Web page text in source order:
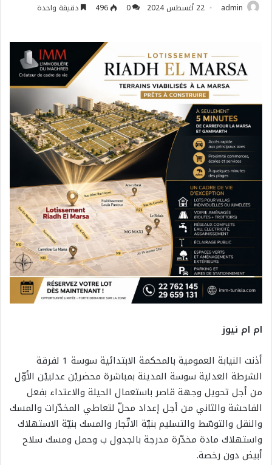
admin 22 أغسطس 2024 0
496 دقيقة واحدة
ام ام نيوز
أذنت النيابة العمومية بالمحكمة الابتدائية سوسة 1 لفرقة
الشرطة العدلية سوسة المدينة بمباشرة محضريْن عدلييْن الأوّل
من أجل تحويل وجهة قاصر باستعمال الحيلة والاعتداء بفعل
الفاحشة والثاني من أجل إعداد محلّ لتعاطي المخدّرات والمسك
والنقل والتوسّط والتسليم بنيّة الاتّجار والمسك بنيّة الاستهلاك
واستهلاك مادة مخدّرة مدرجة بالجدول ب وحمل ومسك سلاح
أبيض دون رخصة.